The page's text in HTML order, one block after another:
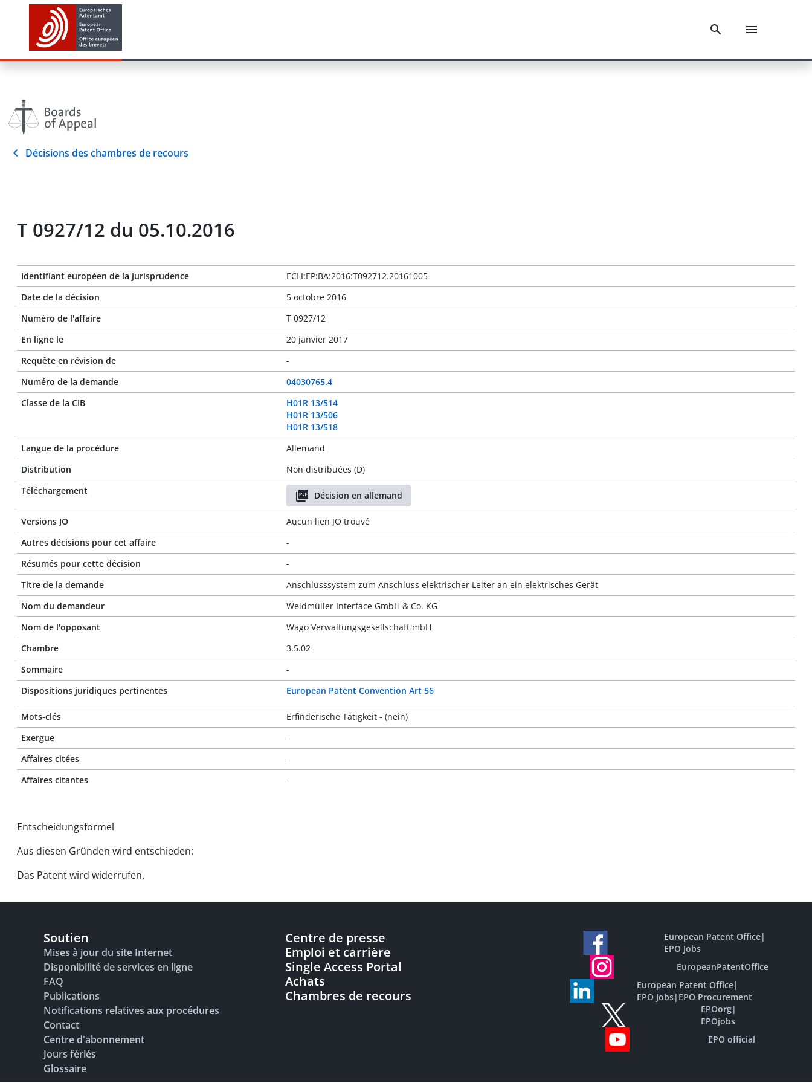
Décisions des chambres de recours
T 0927/12 du 05.10.2016
Identifiant européen de la jurisprudence
ECLI:EP:BA:2016:T092712.20161005
Date de la décision
5 octobre 2016
Numéro de l'affaire
T 0927/12
En ligne le
20 janvier 2017
Requête en révision de
-
Numéro de la demande
04030765.4
Classe de la CIB
H01R 13/514
H01R 13/506
H01R 13/518
Langue de la procédure
Allemand
Distribution
Non distribuées (D)
Téléchargement
Décision en allemand
Versions JO
Aucun lien JO trouvé
Autres décisions pour cet affaire
-
Résumés pour cette décision
-
Titre de la demande
Anschlusssystem zum Anschluss elektrischer Leiter an ein elektrisches Gerät
Nom du demandeur
Weidmüller Interface GmbH & Co. KG
Nom de l'opposant
Wago Verwaltungsgesellschaft mbH
Chambre
3.5.02
Sommaire
-
Dispositions juridiques pertinentes
European Patent Convention Art 56
Mots-clés
Erfinderische Tätigkeit - (nein)
Exergue
-
Affaires citées
-
Affaires citantes
-
Entscheidungsformel
Aus diesen Gründen wird entschieden:
Das Patent wird widerrufen.
Soutien
Mises à jour du site Internet
Disponibilité de services en ligne
FAQ
Publications
Notifications relatives aux procédures
Contact
Centre d'abonnement
Jours fériés
Glossaire
Centre de presse
Emploi et carrière
Single Access Portal
Achats
Chambres de recours
European Patent Office|
EPO Jobs
EuropeanPatentOffice
European Patent Office|
EPO Jobs| EPO Procurement
EPOorg|
EPOjobs
EPO official